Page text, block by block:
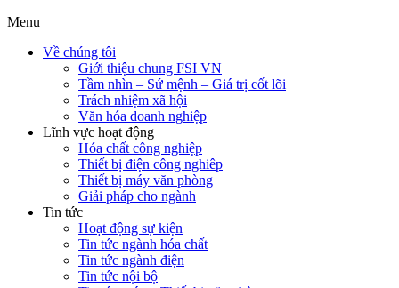
Menu
Về chúng tôi
Giới thiệu chung FSI VN
Tầm nhìn – Sứ mệnh – Giá trị cốt lõi
Trách nhiệm xã hội
Văn hóa doanh nghiệp
Lĩnh vực hoạt động
Hóa chất công nghiệp
Thiết bị điện công nghiêp
Thiết bị máy văn phòng
Giải pháp cho ngành
Tin tức
Hoạt động sự kiện
Tin tức ngành hóa chất
Tin tức ngành điện
Tin tức nội bộ